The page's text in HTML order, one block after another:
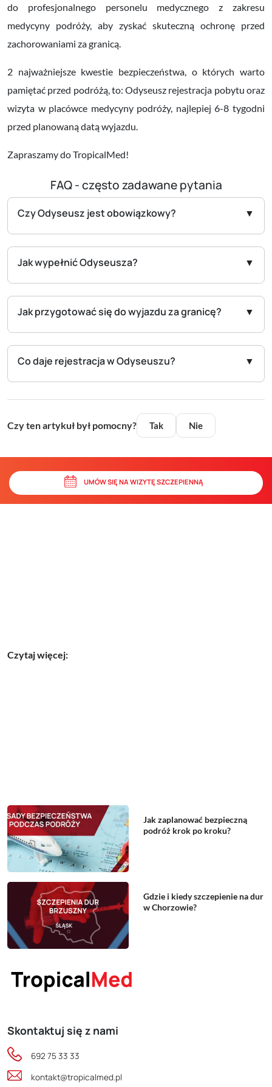
do profesjonalnego personelu medycznego z zakresu
medycyny podróży, aby zyskać skuteczną ochronę przed
zachorowaniami za granicą.
2 najważniejsze kwestie bezpieczeństwa, o których warto
pamiętać przed podróżą, to: Odyseusz rejestracja pobytu oraz
wizyta w placówce medycyny podróży, najlepiej 6-8 tygodni
przed planowaną datą wyjazdu.
Zapraszamy do TropicalMed!
FAQ - często zadawane pytania
Czy Odyseusz jest obowiązkowy?
Jak wypełnić Odyseusza?
Jak przygotować się do wyjazdu za granicę?
Co daje rejestracja w Odyseuszu?
Czy ten artykuł był pomocny? Tak Nie
UMÓW SIĘ NA WIZYTĘ SZCZEPIENNĄ
Czytaj więcej:
Jak zaplanować bezpieczną
podróż krok po kroku?
Gdzie i kiedy szczepienie na dur
w Chorzowie?
Skontaktuj się z nami
692 75 33 33
kontakt@tropicalmed.pl